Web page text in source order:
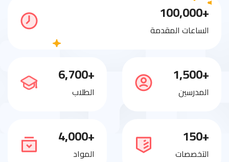
+100,000
الساعات المقدمة
+1,500
المدرسين
+6,700
الطلاب
+150
التخصصات
+4,000
المواد